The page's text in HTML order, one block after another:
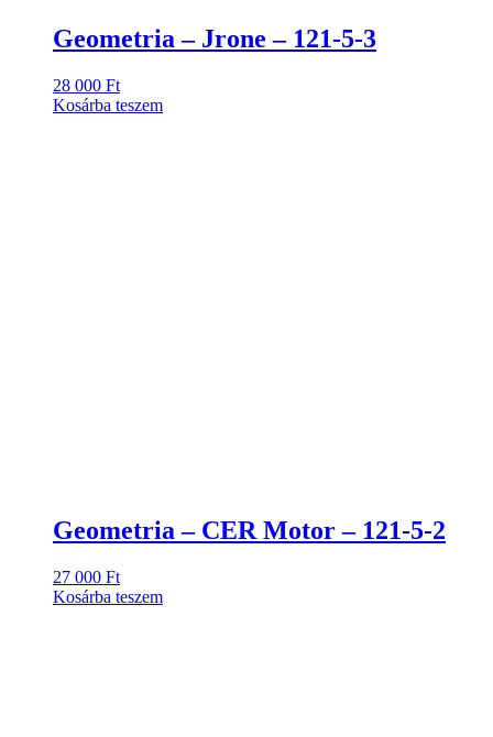
Geometria – Jrone – 121-5-3
28 000 Ft
Kosárba teszem
Geometria – CER Motor – 121-5-2
27 000 Ft
Kosárba teszem